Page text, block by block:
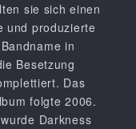
sie sich einen
und produzierte
in
Besetzung
Das
folgte 2006.
Darkness